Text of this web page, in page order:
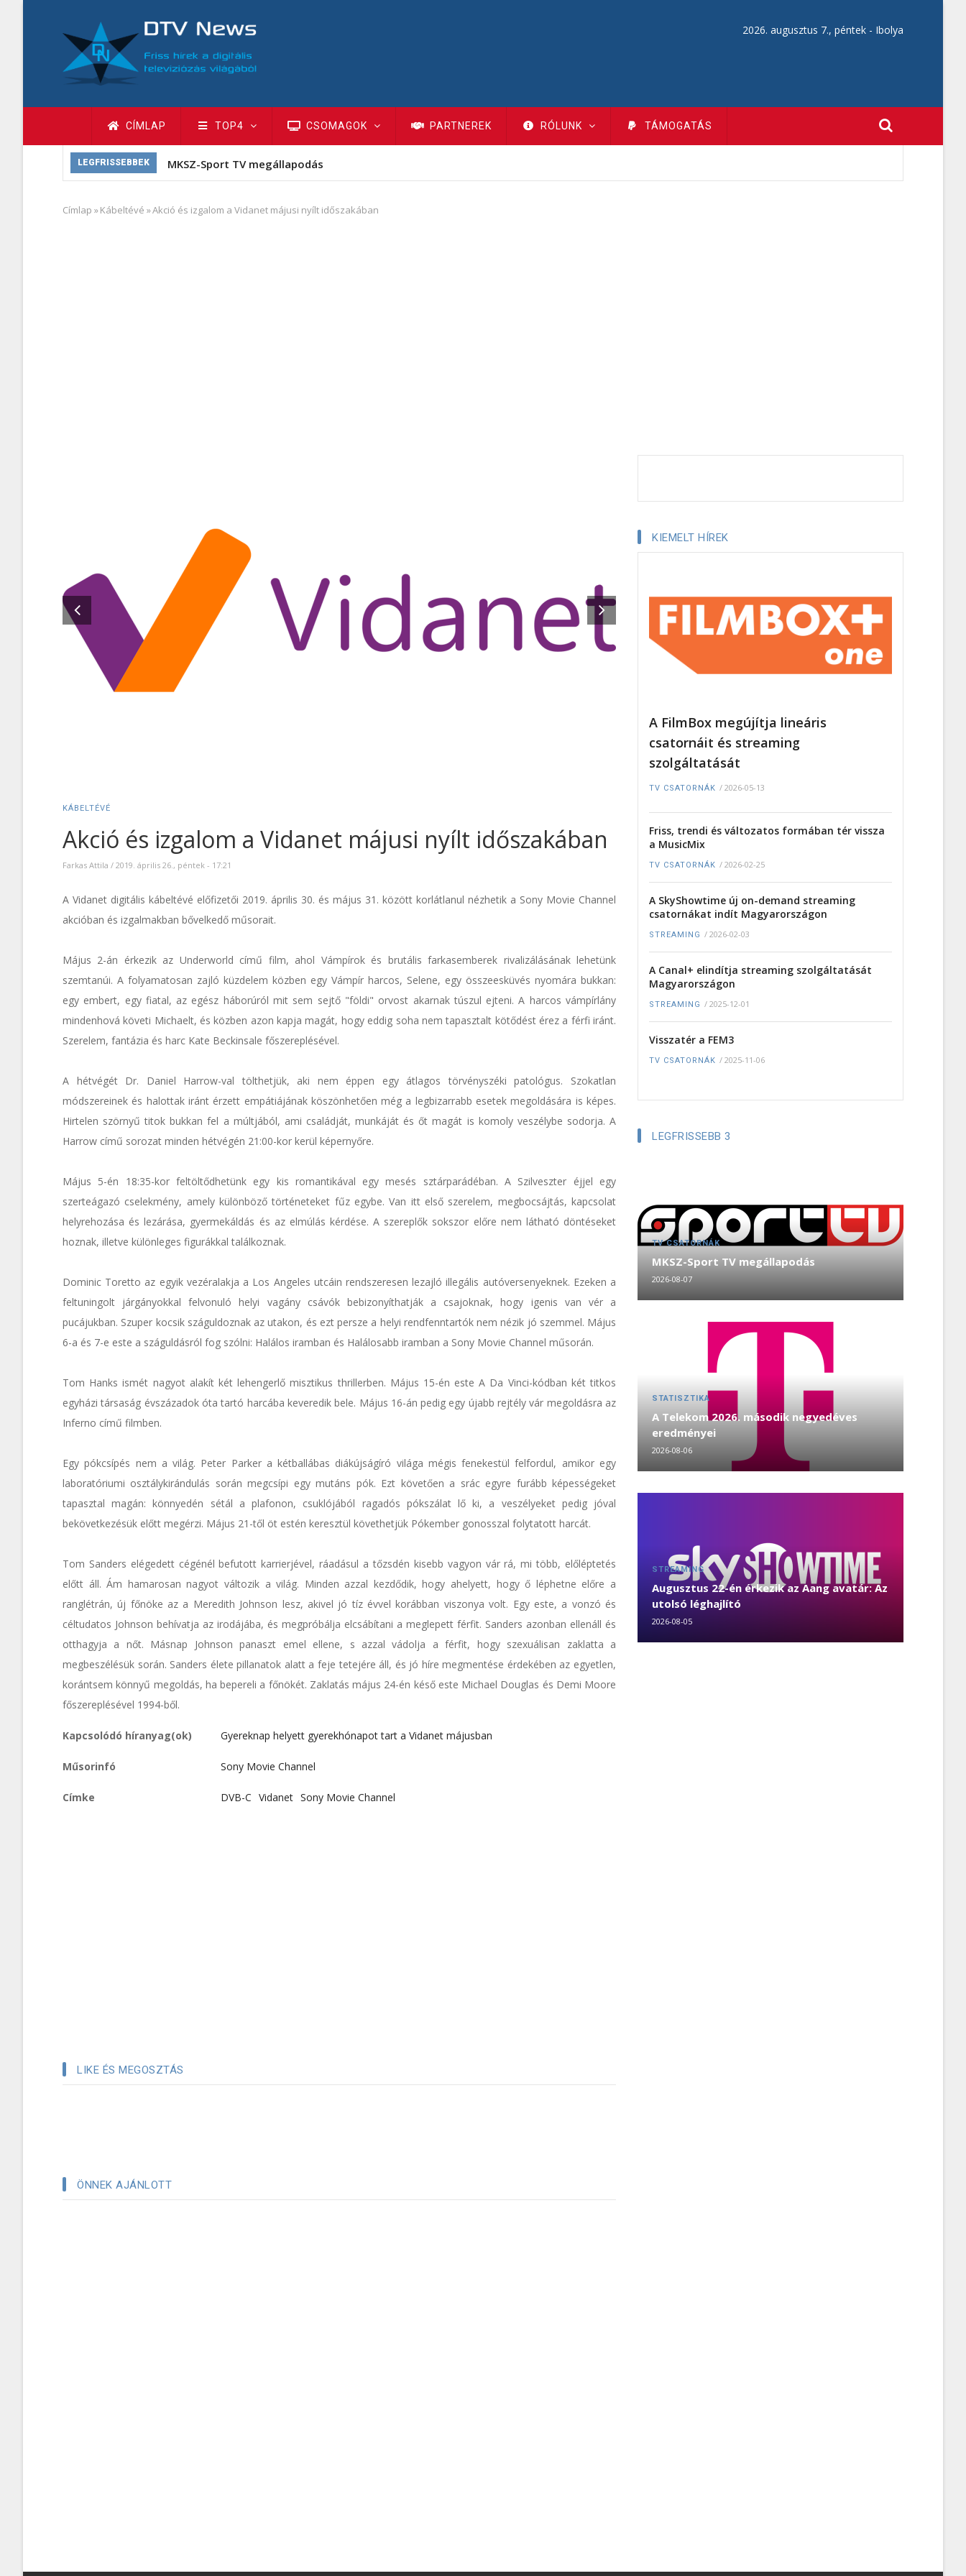
tartalomra
2026. augusztus 7., péntek - Ibolya
Fő
navigáció
CÍMLAP TOP4 CSOMAGOK PARTNEREK RÓLUNK TÁMOGATÁS
LEGFRISSEBBEK MKSZ-Sport TV megállapodás
Morzsa
Címlap »Kábeltévé »Akció és izgalom a Vidanet májusi nyílt időszakában
KÁBELTÉVÉ
Akció és izgalom a Vidanet májusi nyílt időszakában
Farkas Attila / 2019. április 26., péntek - 17:21
A Vidanet digitális kábeltévé előfizetői 2019. április 30. és május 31. között korlátlanul nézhetik a Sony Movie Channel
akcióban és izgalmakban bővelkedő műsorait.
Május 2-án érkezik az Underworld című film, ahol Vámpírok és brutális farkasemberek rivalizálásának lehetünk
szemtanúi. A folyamatosan zajló küzdelem közben egy Vámpír harcos, Selene, egy összeesküvés nyomára bukkan:
egy embert, egy fiatal, az egész háborúról mit sem sejtő "földi" orvost akarnak túszul ejteni. A harcos vámpírlány
mindenhová követi Michaelt, és közben azon kapja magát, hogy eddig soha nem tapasztalt kötődést érez a férfi iránt.
Szerelem, fantázia és harc Kate Beckinsale főszereplésével.
A hétvégét Dr. Daniel Harrow-val tölthetjük, aki nem éppen egy átlagos törvényszéki patológus. Szokatlan
módszereinek és halottak iránt érzett empátiájának köszönhetően még a legbizarrabb esetek megoldására is képes.
Hirtelen szörnyű titok bukkan fel a múltjából, ami családját, munkáját és őt magát is komoly veszélybe sodorja. A
Harrow című sorozat minden hétvégén 21:00-kor kerül képernyőre.
Május 5-én 18:35-kor feltöltődhetünk egy kis romantikával egy mesés sztárparádéban. A Szilveszter éjjel egy
szerteágazó cselekmény, amely különböző történeteket fűz egybe. Van itt első szerelem, megbocsájtás, kapcsolat
helyrehozása és lezárása, gyermekáldás és az elmúlás kérdése. A szereplők sokszor előre nem látható döntéseket
hoznak, illetve különleges figurákkal találkoznak.
Dominic Toretto az egyik vezéralakja a Los Angeles utcáin rendszeresen lezajló illegális autóversenyeknek. Ezeken a
feltuningolt járgányokkal felvonuló helyi vagány csávók bebizonyíthatják a csajoknak, hogy igenis van vér a
pucájukban. Szuper kocsik száguldoznak az utakon, és ezt persze a helyi rendfenntartók nem nézik jó szemmel. Május
6-a és 7-e este a száguldásról fog szólni: Halálos iramban és Halálosabb iramban a Sony Movie Channel műsorán.
Tom Hanks ismét nagyot alakít két lehengerlő misztikus thrillerben. Május 15-én este A Da Vinci-kódban két titkos
egyházi társaság évszázadok óta tartó harcába keveredik bele. Május 16-án pedig egy újabb rejtély vár megoldásra az
Inferno című filmben.
Egy pókcsípés nem a világ. Peter Parker a kétballábas diákújságíró világa mégis fenekestül felfordul, amikor egy
laboratóriumi osztálykirándulás során megcsípi egy mutáns pók. Ezt követően a srác egyre furább képességeket
tapasztal magán: könnyedén sétál a plafonon, csuklójából ragadós pókszálat lő ki, a veszélyeket pedig jóval
bekövetkezésük előtt megérzi. Május 21-től öt estén keresztül követhetjük Pókember gonosszal folytatott harcát.
Tom Sanders elégedett cégénél befutott karrierjével, ráadásul a tőzsdén kisebb vagyon vár rá, mi több, előléptetés
előtt áll. Ám hamarosan nagyot változik a világ. Minden azzal kezdődik, hogy ahelyett, hogy ő léphetne előre a
ranglétrán, új főnöke az a Meredith Johnson lesz, akivel jó tíz évvel korábban viszonya volt. Egy este, a vonzó és
céltudatos Johnson behívatja az irodájába, és megpróbálja elcsábítani a meglepett férfit. Sanders azonban ellenáll és
otthagyja a nőt. Másnap Johnson panaszt emel ellene, s azzal vádolja a férfit, hogy szexuálisan zaklatta a
megbeszélésük során. Sanders élete pillanatok alatt a feje tetejére áll, és jó híre megmentése érdekében az egyetlen,
korántsem könnyű megoldás, ha bepereli a főnökét. Zaklatás május 24-én késő este Michael Douglas és Demi Moore
főszereplésével 1994-ből.
Kapcsolódó híranyag(ok) Gyereknap helyett gyerekhónapot tart a Vidanet májusban
Műsorinfó Sony Movie Channel
Címke DVB-C Vidanet Sony Movie Channel
LIKE ÉS MEGOSZTÁS
ÖNNEK AJÁNLOTT
KIEMELT HÍREK
A FilmBox megújítja lineáris
csatornáit és streaming
szolgáltatását
TV CSATORNÁK / 2026-05-13
Friss, trendi és változatos formában tér vissza
a MusicMix
TV CSATORNÁK / 2026-02-25
A SkyShowtime új on-demand streaming
csatornákat indít Magyarországon
STREAMING / 2026-02-03
A Canal+ elindítja streaming szolgáltatását
Magyarországon
STREAMING / 2025-12-01
Visszatér a FEM3
TV CSATORNÁK / 2025-11-06
LEGFRISSEBB 3
TV CSATORNÁK
MKSZ-Sport TV megállapodás
2026-08-07
STATISZTIKA
A Telekom 2026. második negyedéves
eredményei
2026-08-06
STREAMING
Augusztus 22-én érkezik az Aang avatár: Az
utolsó léghajlító
2026-08-05